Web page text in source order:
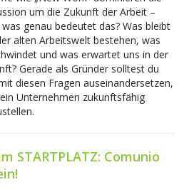
um die Zukunft der Arbeit –
genau bedeutet das? Was bleibt
alten Arbeitswelt bestehen, was
und was erwartet uns in der
Gerade als Gründer solltest du
diesen Fragen auseinandersetzen,
Unternehmen zukunftsfähig
STARTPLATZ: Comunio